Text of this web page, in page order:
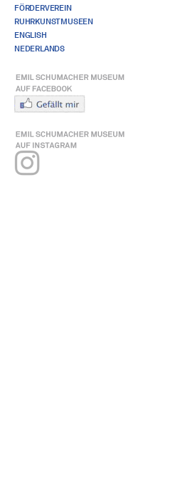
FÖRDERVEREIN
RUHRKUNSTMUSEEN
ENGLISH
NEDERLANDS